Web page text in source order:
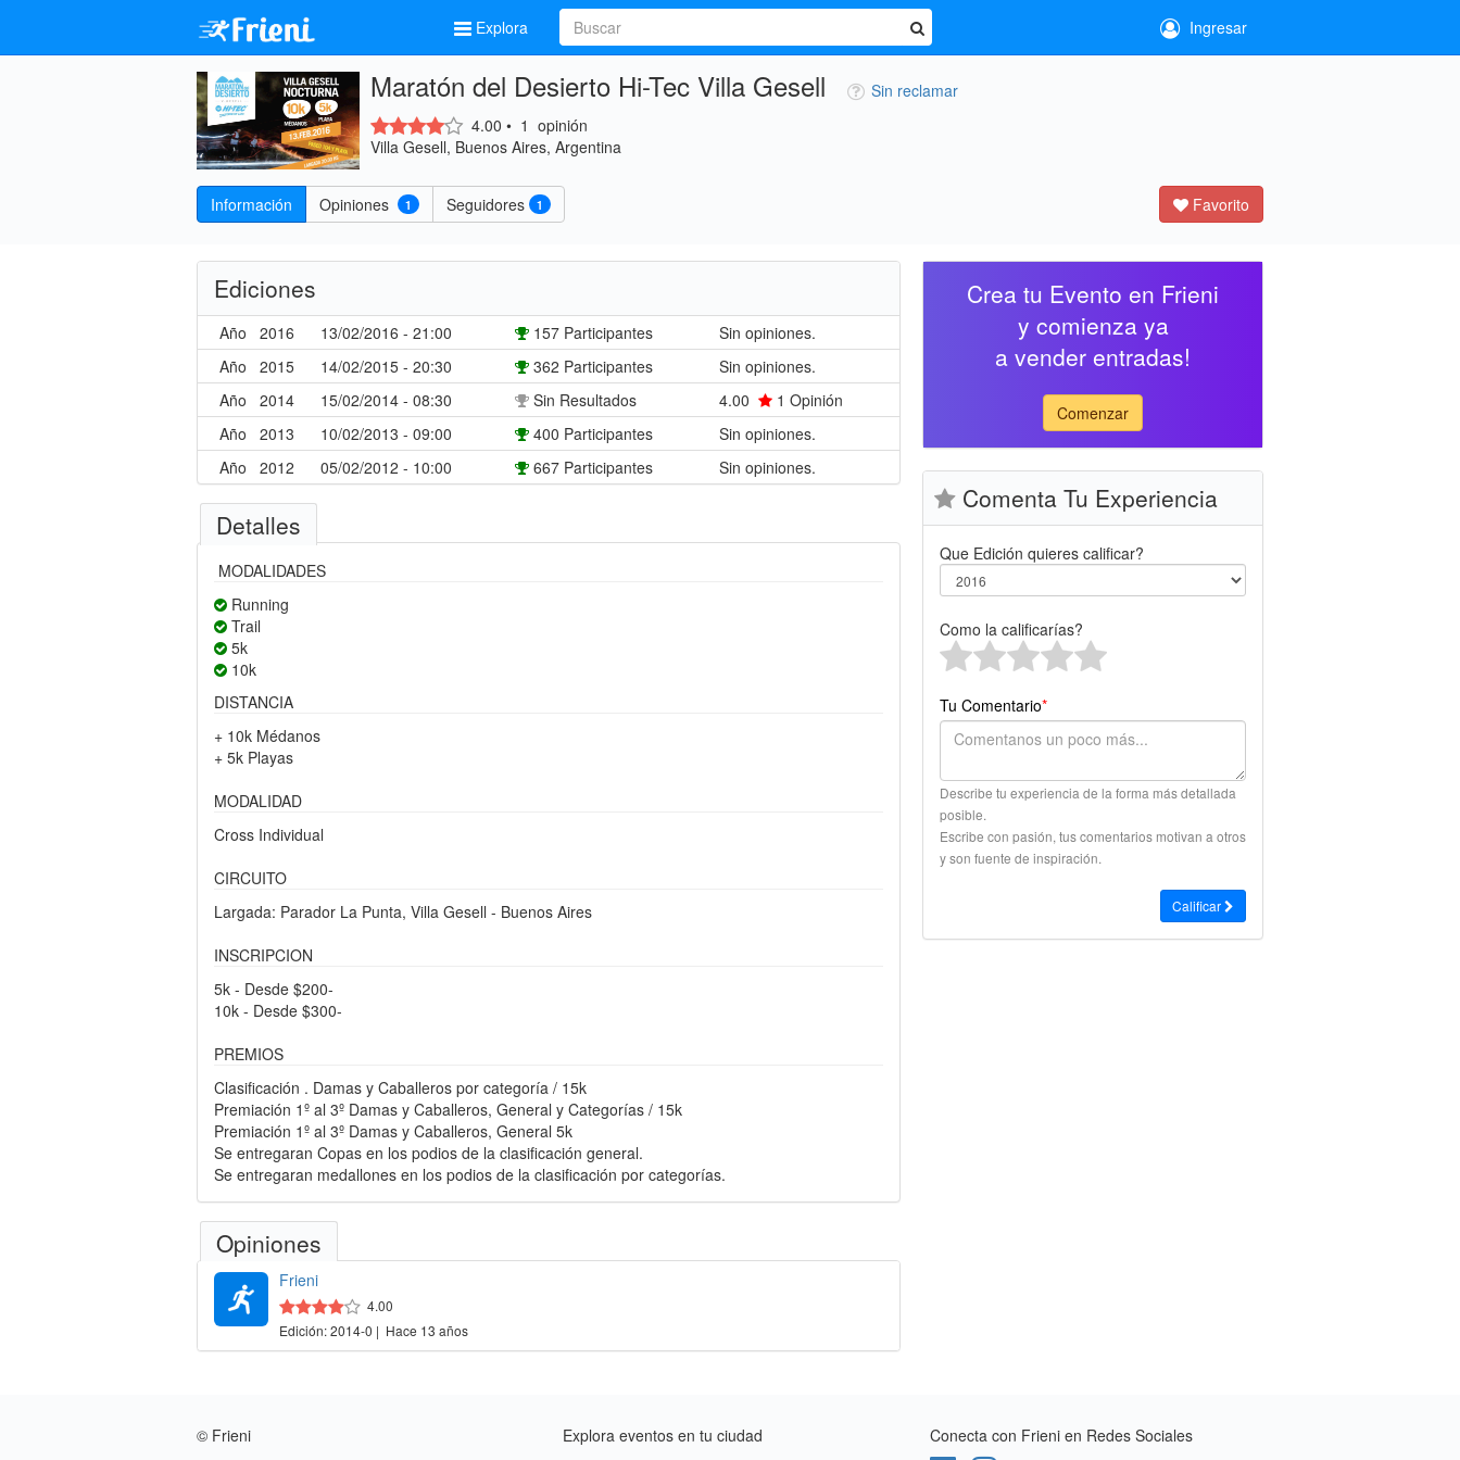
Explora Ingresar
Maratón del Desierto Hi-Tec Villa Gesell
Sin reclamar
4.00 • 1 opinión
Villa Gesell, Buenos Aires, Argentina
Favorito
Información Opiniones 1 Seguidores 1
Ediciones
Año 2016 13/02/2016 - 21:00 157 Participantes
Sin opiniones.
Año
2015 14/02/2015 - 20:30 362 Participantes
Sin opiniones.
Año
2014 15/02/2014 - 08:30 Sin Resultados 4.00 1 Opinión
Año
2013 10/02/2013 - 09:00 400 Participantes
Sin opiniones.
Año
2012 05/02/2012 - 10:00 667 Participantes Sin opiniones.
Detalles
MODALIDADES
Running
Trail
5k
10k
DISTANCIA
+ 10k Médanos
+ 5k Playas
MODALIDAD
Cross Individual
CIRCUITO
Largada: Parador La Punta, Villa Gesell - Buenos Aires
INSCRIPCION
5k - Desde $200-
10k - Desde $300-
PREMIOS
Clasificación . Damas y Caballeros por categoría / 15k
Premiación 1º al 3º Damas y Caballeros, General y Categorías / 15k
Premiación 1º al 3º Damas y Caballeros, General 5k
Se entregaran Copas en los podios de la clasificación general.
Se entregaran medallones en los podios de la clasificación por categorías.
Opiniones
Frieni
4.00
Edición: 2014-0 | Hace 13 años
Crea tu Evento en Frieni
y comienza ya
a vender entradas!
Comenzar
Comenta Tu Experiencia
Que Edición quieres calificar?
Como la calificarías?
Tu Comentario*
Describe tu experiencia de la forma más detallada
posible.
Escribe con pasión, tus comentarios motivan a otros
y son fuente de inspiración.
Calificar
© Frieni
Explora eventos en tu ciudad
Conecta con Frieni en Redes Sociales